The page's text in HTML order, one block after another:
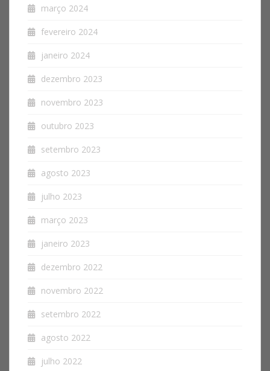
março 2024
fevereiro 2024
janeiro 2024
dezembro 2023
novembro 2023
outubro 2023
setembro 2023
agosto 2023
julho 2023
março 2023
janeiro 2023
dezembro 2022
novembro 2022
setembro 2022
agosto 2022
julho 2022